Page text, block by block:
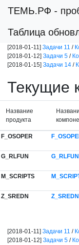
ТЕМЬ.РФ -
Таблица
[2018-01-11] Задачи 11 /
[2018-01-12] Задачи 5 /
[2018-01-15] Задачи 14 /
Текущие
Название
продукта
F_OSOPER
G_RLFUN
G_RLFUN
M_SCRIPTS
Z_SREDN
Z_SREDN
[2018-01-11] Задачи 11 /
[2018-01-12] Задачи 5 /